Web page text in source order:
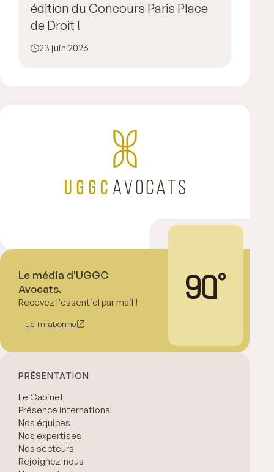
édition du Concours Paris Place
de Droit !
23 juin 2026
Le média d'UGGC
Avocats.
Recevez l'essentiel par mail !
Je m'abonne
PRÉSENTATION
Le Cabinet
Présence international
Nos équipes
Nos expertises
Nos secteurs
Rejoignez-nous